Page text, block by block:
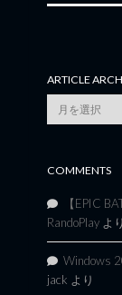
ARTICLE
Article
Archives
COMMENTS
【EPIC
RandoPlay より
Windows
jack より